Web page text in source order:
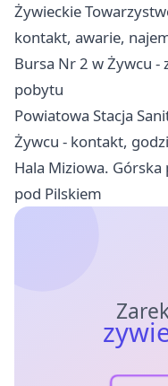
Żywieckie
kontakt, awarie,
Bursa Nr 2 w Żywcu -
pobytu
Powiatowa Stacja
Żywcu - kontakt,
Hala Miziowa.
pod Pilskiem